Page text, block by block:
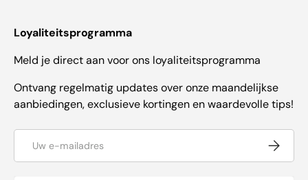
Loyaliteitsprogramma
Meld je direct aan voor ons loyaliteitsprogramma
Ontvang regelmatig updates over onze maandelijkse
aanbiedingen, exclusieve kortingen en waardevolle tips!